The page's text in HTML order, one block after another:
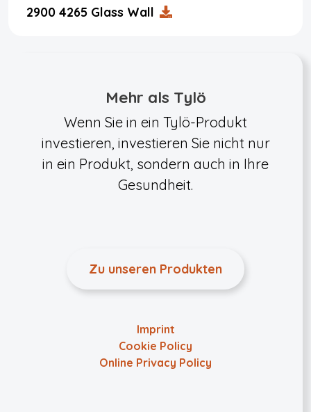
2900 4265 Glass Wall
Mehr als Tylö
Wenn Sie in ein Tylö-Produkt
investieren, investieren Sie nicht nur
in ein Produkt, sondern auch in Ihre
Gesundheit.
Zu unseren Produkten
Imprint
Cookie Policy
Online Privacy Policy